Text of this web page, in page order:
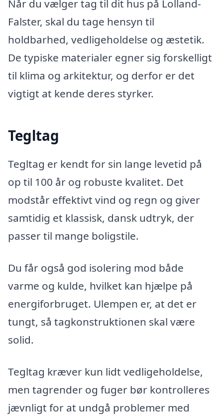
Når du vælger tag til dit hus på Lolland-
Falster, skal du tage hensyn til
holdbarhed, vedligeholdelse og æstetik.
De typiske materialer egner sig forskelligt
til klima og arkitektur, og derfor er det
vigtigt at kende deres styrker.
Tegltag
Tegltag er kendt for sin lange levetid på
op til 100 år og robuste kvalitet. Det
modstår effektivt vind og regn og giver
samtidig et klassisk, dansk udtryk, der
passer til mange boligstile.
Du får også god isolering mod både
varme og kulde, hvilket kan hjælpe på
energiforbruget. Ulempen er, at det er
tungt, så tagkonstruktionen skal være
solid.
Tegltag kræver kun lidt vedligeholdelse,
men tagrender og fuger bør kontrolleres
jævnligt for at undgå problemer med